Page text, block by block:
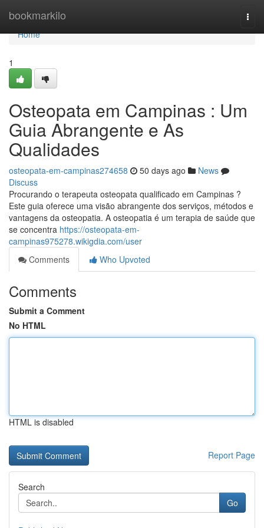
bookmarkilo
Home
Home
1
Osteopata em Campinas : Um
Guia Abrangente e As
Qualidades
osteopata-em-campinas274658 50 days ago
News
Discuss
Procurando o terapeuta osteopata qualificado em Campinas ?
Este guia oferece uma visão abrangente dos serviços, métodos e
vantagens da osteopatia. A osteopatia é um terapia de saúde que
se concentra https://osteopata-em-
campinas975278.wikigdia.com/user
Comments
Who Upvoted
Comments
Submit a Comment
No HTML
HTML is disabled
Report Page
Search
Go